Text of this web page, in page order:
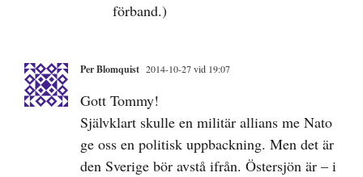
förband.)
Per Blomquist 2014-10-27 vid 19:07
Gott Tommy!
Självklart skulle en militär allians me Nato
ge oss en politisk uppbackning. Men det är
den Sverige bör avstå ifrån. Östersjön är – i